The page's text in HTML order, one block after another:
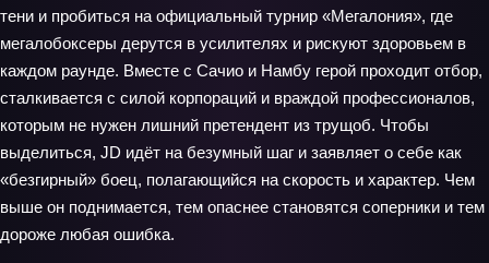
тени и пробиться на официальный турнир «Мегалония», где
мегалобоксеры дерутся в усилителях и рискуют здоровьем в
каждом раунде. Вместе с Сачио и Намбу герой проходит отбор,
сталкивается с силой корпораций и враждой профессионалов,
которым не нужен лишний претендент из трущоб. Чтобы
выделиться, JD идёт на безумный шаг и заявляет о себе как
«безгирный» боец, полагающийся на скорость и характер. Чем
выше он поднимается, тем опаснее становятся соперники и тем
дороже любая ошибка.